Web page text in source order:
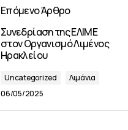
Επόμενο Άρθρο
Συνεδρίαση της ΕΛΙΜΕ
στον Οργανισμό Λιμένος
Ηρακλείου
Uncategorized
Λιμάνια
06/05/2025